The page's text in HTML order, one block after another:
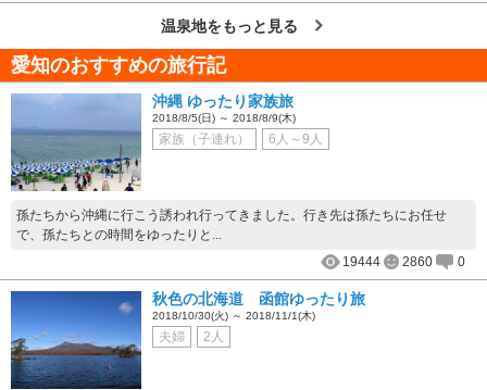
温泉地をもっと見る
愛知のおすすめの旅行記
沖縄 ゆったり家族旅
2018/8/5(日) ～ 2018/8/9(木)
家族（子連れ） 6人～9人
孫たちから沖縄に行こう誘われ行ってきました。行き先は孫たちにお任せ
で、孫たちとの時間をゆったりと...
19444
2860 0
秋色の北海道 函館ゆったり旅
2018/10/30(火) ～ 2018/11/1(木)
夫婦 2人